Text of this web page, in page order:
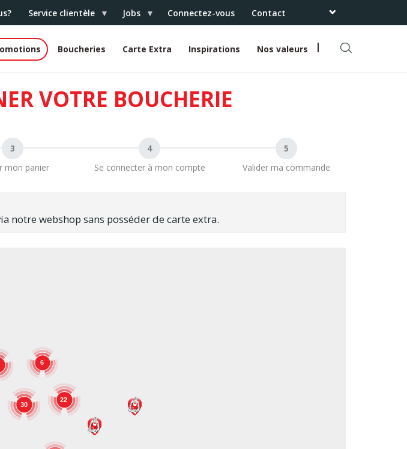
Service clientèle Jobs Connectez-vous Contact
Boucheries Carte Extra Inspirations Nos valeurs
R
VOTRE BOUCHERIE
mon panier Se connecter à mon compte Valider ma commande
notre webshop sans posséder de carte extra.
30
22
6